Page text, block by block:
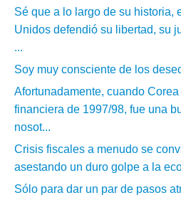
Sé que a lo largo de su historia,
Unidos defendió su libertad, su
...
Soy muy consciente de los
Afortunadamente, cuando
financiera de 1997/98, fue una
nosot...
Crisis fiscales a menudo se
asestando un duro golpe a la
Sólo para dar un par de pasos